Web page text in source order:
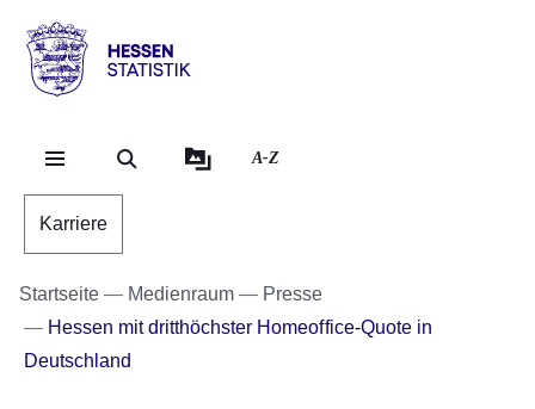
Hessen
Statistik
A-Z
Karriere
Startseite Medienraum
Presse
Hessen mit dritthöchster Homeoffice-Quote in
Deutschland